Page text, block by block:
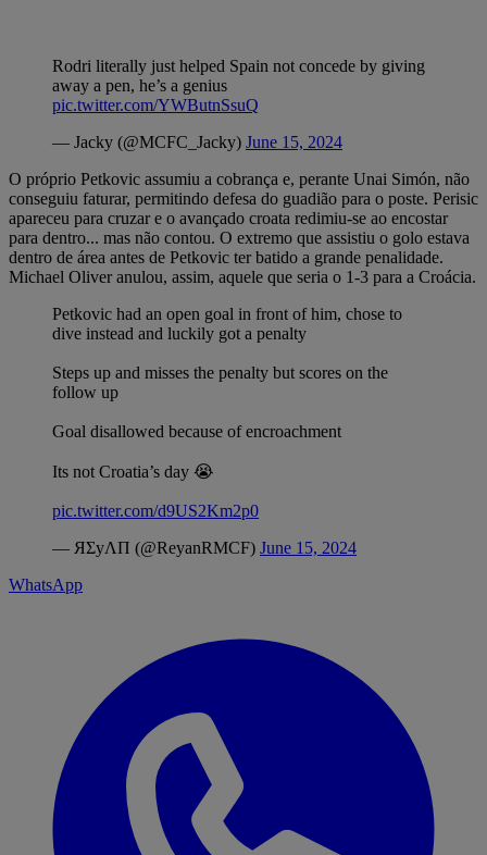
Rodri literally just helped Spain not concede by giving
away a pen, he’s a genius
pic.twitter.com/YWButnSsuQ
— Jacky (@MCFC_Jacky) June 15, 2024
O próprio Petkovic assumiu a cobrança e, perante Unai Simón, não
conseguiu faturar, permitindo defesa do guadião para o poste. Perisic
apareceu para cruzar e o avançado croata redimiu-se ao encostar
para dentro... mas não contou. O extremo que assistiu o golo estava
dentro de área antes de Petkovic ter batido a grande penalidade.
Michael Oliver anulou, assim, aquele que seria o 1-3 para a Croácia.
Petkovic had an open goal in front of him, chose to
dive instead and luckily got a penalty
Steps up and misses the penalty but scores on the
follow up
Goal disallowed because of encroachment
Its not Croatia’s day 😭
pic.twitter.com/d9US2Km2p0
— ЯΣyΛП (@ReyanRMCF) June 15, 2024
WhatsApp